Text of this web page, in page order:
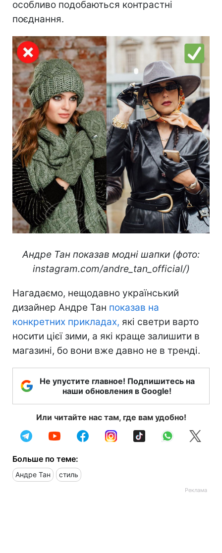
особливо подобаються контрастні
поєднання.
Андре Тан показав модні шапки (фото:
instagram.com/andre_tan_official/)
Нагадаємо, нещодавно український
дизайнер Андре Тан показав на
конкретних прикладах, які светри варто
носити цієї зими, а які краще залишити в
магазині, бо вони вже давно не в тренді.
Не упустите главное! Подпишитесь на
наши обновления в Google!
Или читайте нас там, где вам удобно!
Больше по теме:
Андре Тан стиль